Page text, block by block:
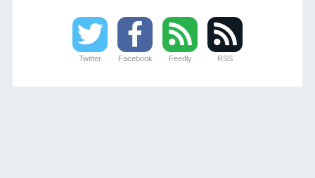
Twitter Facebook Feedly RSS